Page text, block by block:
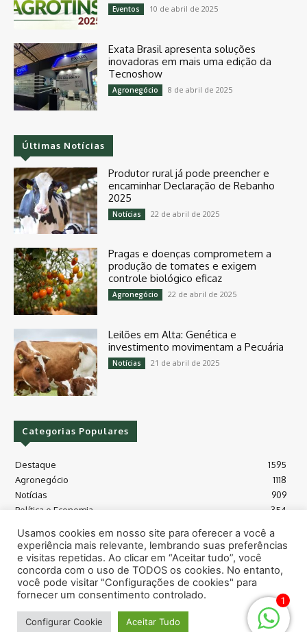
Eventos 10 de abril de 2025
Exata Brasil apresenta soluções
inovadoras em mais uma edição da
Tecnoshow
Agronegócio 8 de abril de 2025
Últimas Notícias
Produtor rural já pode preencher e
encaminhar Declaração de Rebanho
2025
Notícias 22 de abril de 2025
Pragas e doenças comprometem a
produção de tomates e exigem
controle biológico eficaz
Agronegócio 22 de abril de 2025
Leilões em Alta: Genética e
investimento movimentam a Pecuária
Notícias 21 de abril de 2025
Categorias Populares
Destaque
1595
Agronegócio
1118
Notícias
909
Política e Economia
354
Máquinas e Tecnologia
128
Grãos - soja e milho
Meio Ambiente
115
© Todos os direitos reservados safras.news
1
Usamos cookies em nosso site para oferecer a você a
experiência mais relevante, lembrando suas preferências
e visitas repetidas. Ao clicar em “Aceitar tudo”, você
concorda com o uso de TODOS os cookies. No entanto,
você pode visitar "Configurações de cookies" para
fornecer um consentimento controlado.
Configurar Cookie Aceitar Tudo